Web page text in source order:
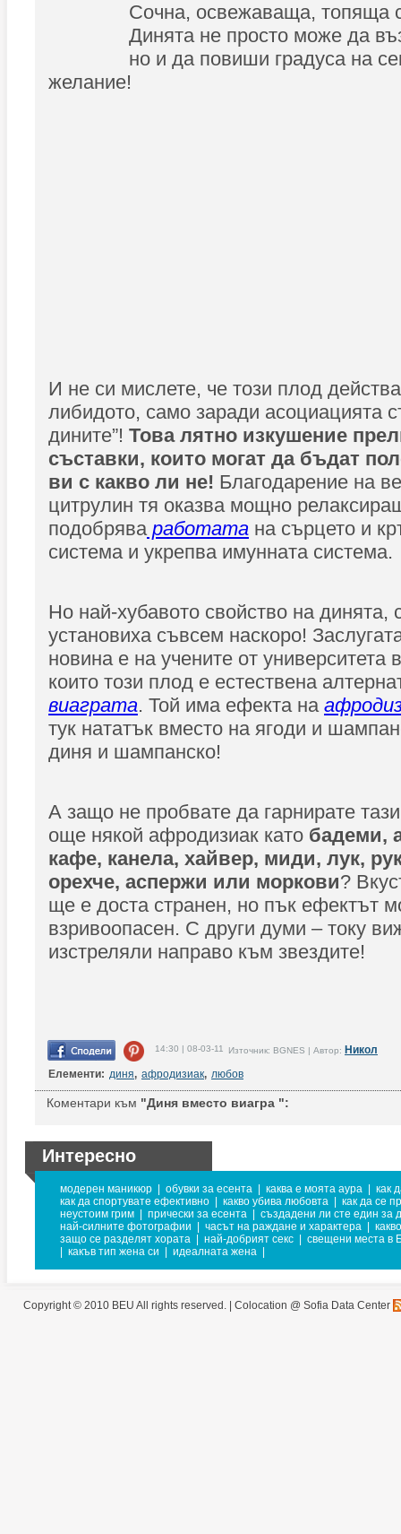
Сочна, освежаваща, топяща
Динята не просто може да
но и да повиши градуса на
желание!
И не си мислете, че този плод
либидото, само заради асоциацията
дините”! Това лятно изкушение
съставки, които могат да бъдат
ви с какво ли не! Благодарение на
цитрулин тя оказва мощно
подобряваработата на сърцето и
система и укрепва имунната система.
Но най-хубавото свойство на динята,
установиха съвсем наскоро!
новина е на учените от университета
които този плод е естествена
виаграта. Той има ефекта на
тук нататък вместо на ягоди и
диня и шампанско!
А защо не пробвате да гарнирате
още някой афродизиак като бадеми,
кафе, канела, хайвер, миди, лук,
орехче, аспержи или моркови?
ще е доста странен, но пък ефектът
взривоопасен. С други думи – току
изстреляли направо към звездите!
14:30 | 08-03-11 Източник: BGNES | Автор: Никол
Елементи: диня, афродизиак, любов
Коментари към "Диня вместо виагра ":
Интересно
модерен маникюр обувки за есента каква е моята аура
как
как да спортувате ефективно
какво убива любовта
как да се
неустоим грим
прически за есента
създадени ли сте един за
най-силните фотографии
часът на раждане и характера
защо се разделят хората
най-добрият секс
свещени места в
какъв тип жена си идеалната жена
Copyright © 2010 BEU All rights reserved. | Colocation @ Sofia Data Center